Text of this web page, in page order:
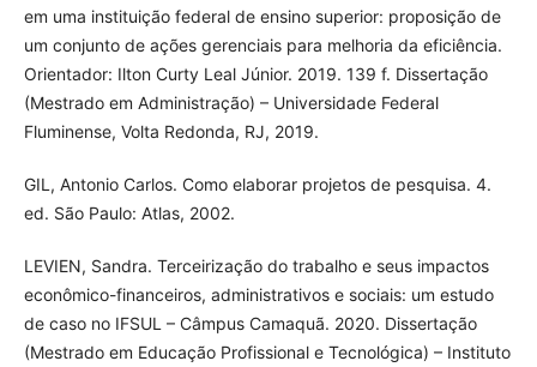
em uma instituição federal de ensino superior: proposição de
um conjunto de ações gerenciais para melhoria da eficiência.
Orientador: Ilton Curty Leal Júnior. 2019. 139 f. Dissertação
(Mestrado em Administração) – Universidade Federal
Fluminense, Volta Redonda, RJ, 2019.
GIL, Antonio Carlos. Como elaborar projetos de pesquisa. 4.
ed. São Paulo: Atlas, 2002.
LEVIEN, Sandra. Terceirização do trabalho e seus impactos
econômico-financeiros, administrativos e sociais: um estudo
de caso no IFSUL – Câmpus Camaquã. 2020. Dissertação
(Mestrado em Educação Profissional e Tecnológica) – Instituto